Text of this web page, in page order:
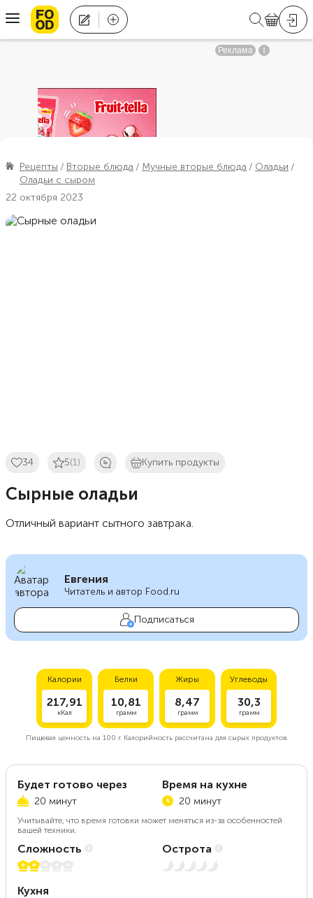
Рецепты Вторые блюда Мучные вторые блюда
Оладьи
Оладьи с сыром
22 октября 2023
34 5(1) Купить продукты
Сырные оладьи
Отличный вариант сытного завтрака.
Евгения
Читатель и автор Food.ru
Подписаться
Калории
217,91
кКал
Белки
10,81
грамм
Жиры
8,47
грамм
Углеводы
30,3
грамм
Пищевая ценность на 100 г.Калорийность рассчитана для сырых продуктов.
Будет готово через
20 минут
Время на кухне
20 минут
Учитывайте, что время готовки может меняться из-за особенностей
вашей техники.
Сложность
2 из 5
Острота
Нет остроты
Кухня